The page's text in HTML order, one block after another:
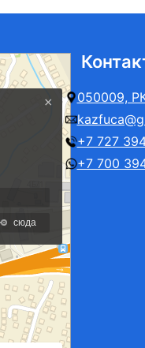
050009,
+7 727
+7 700